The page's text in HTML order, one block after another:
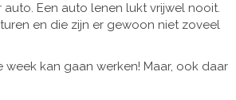
Een auto lenen lukt vrijwel nooit.
en die zijn er gewoon niet zoveel
kan gaan werken! Maar, ook daar